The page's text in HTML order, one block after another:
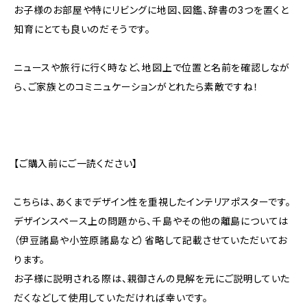
お子様のお部屋や特にリビングに地図、図鑑、辞書の3つを置くと
知育にとても良いのだそうです。
ニュースや旅行に行く時など、地図上で位置と名前を確認しなが
ら、ご家族とのコミニュケーションがとれたら素敵ですね！
【ご購入前にご一読ください】
こちらは、あくまでデザイン性を重視したインテリアポスターです。
デザインスペース上の問題から、千島やその他の離島については
（伊豆諸島や小笠原諸島など）省略して記載させていただいてお
ります。
お子様に説明される際は、親御さんの見解を元にご説明していた
だくなどして使用していただければ幸いです。